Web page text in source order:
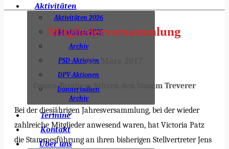
Aktivitäten
Aktivitäten 2026
Aktivitäten 2025
Archiv
PSD-Aktionen
DPV-Aktionen
Donnerbalken
Archiv
Termine
Kontakt
Über uns
Mitgliederversammlung
15. März 2017
Cowen Brothers führen den Stamm Treverer
Bei der diesjährigen Jahresversammlung, bei der wieder
zahlreiche Mitglieder anwesend waren, hat Victoria Patz
die Stammesführung an ihren bisherigen Stellvertreter Jens